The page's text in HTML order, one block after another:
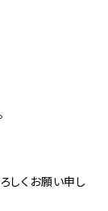
しくお願い申し